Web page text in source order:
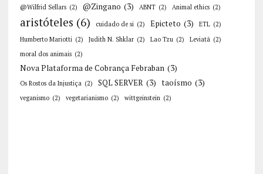
@Wilfrid Sellars (2) @Zingano (3) ABNT (2) Animal ethics (2)
aristóteles (6) cuidado de si (2) Epicteto (3) ETL (2)
Humberto Mariotti (2) Judith N. Shklar (2) Lao Tzu (2) Leviatã (2)
moral dos animais (2)
Nova Plataforma de Cobrança Febraban (3)
Os Rostos da Injustiça (2) SQL SERVER (3) taoísmo (3)
veganismo (2) vegetarianismo (2) wittgeinstein (2)